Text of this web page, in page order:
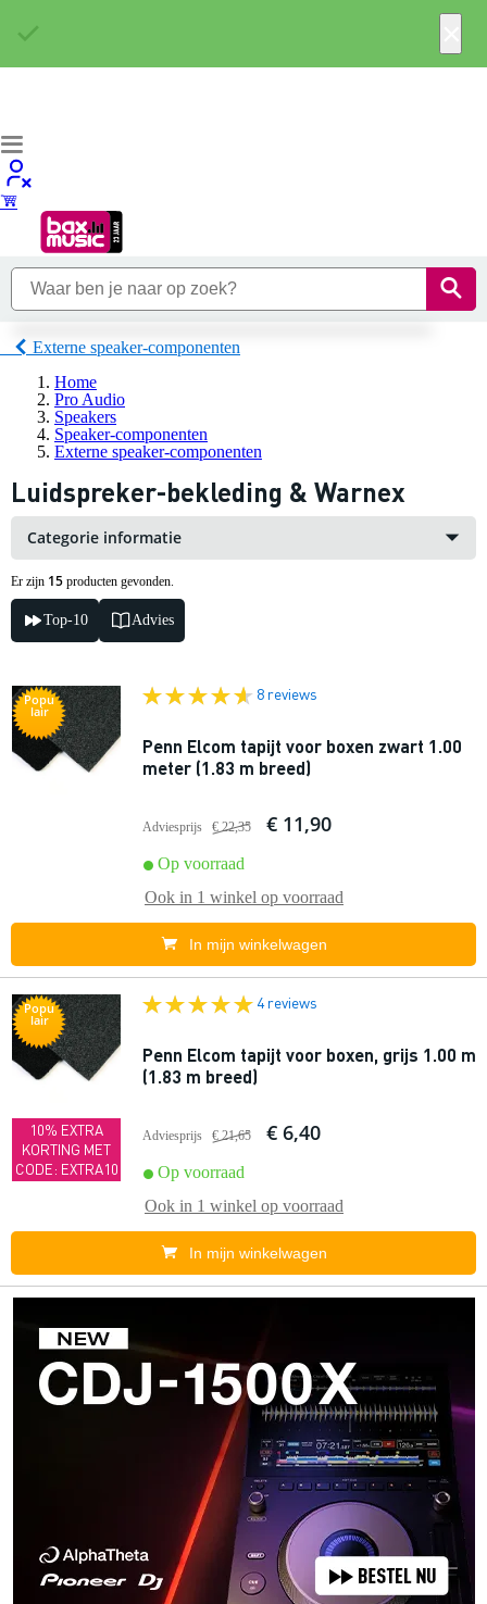
Externe speaker-componenten
Home
Pro Audio
Speakers
Speaker-componenten
Externe speaker-componenten
Luidspreker-bekleding & Warnex
Categorie informatie
Er zijn 15 producten gevonden.
Top-10 Advies
Popu
lair
8 reviews
Penn Elcom tapijt voor boxen zwart 1.00
meter (1.83 m breed)
Adviesprijs € 22,35 € 11,90
Op voorraad
Ook in 1 winkel op voorraad
In mijn winkelwagen
Popu
lair
10% EXTRA
KORTING MET
CODE: EXTRA10
4 reviews
Penn Elcom tapijt voor boxen, grijs 1.00 m
(1.83 m breed)
Adviesprijs € 21,65 € 6,40
Op voorraad
Ook in 1 winkel op voorraad
In mijn winkelwagen